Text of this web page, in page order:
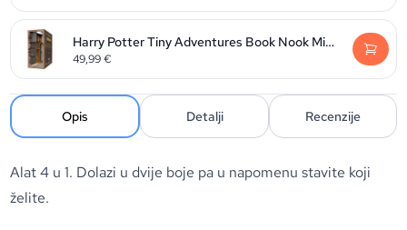
Harry Potter Tiny Adventures Book Nook Mini Diorama Diagon Alley 23 cm
49,99€
Opis Detalji Recenzije
Alat 4 u 1. Dolazi u dvije boje pa u napomenu stavite koji
želite.